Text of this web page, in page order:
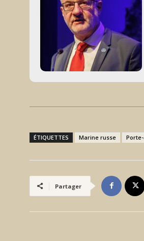
ÉTIQUETTES Marine russe
Partager